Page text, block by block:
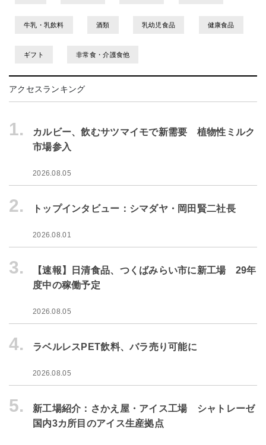
牛乳・乳飲料 酒類 乳幼児食品 健康食品
ギフト 非常食・介護食他
アクセスランキング
1.
カルビー、飲むサツマイモで新需要 植物性ミルク
市場参入
2026.08.05
2. トップインタビュー：シマダヤ・岡田賢二社長
2026.08.01
3.
【速報】日清食品、つくばみらい市に新工場 29年
度中の稼働予定
2026.08.05
4. ラベルレスPET飲料、バラ売り可能に
2026.08.05
5.
新工場紹介：さかえ屋・アイス工場 シャトレーゼ
国内3カ所目のアイス生産拠点